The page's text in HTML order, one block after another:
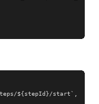
${stepId}/start`,